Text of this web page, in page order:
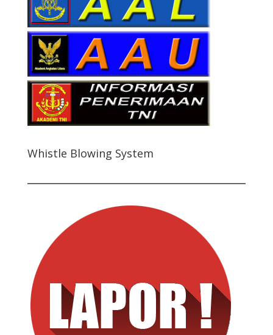
Whistle Blowing System